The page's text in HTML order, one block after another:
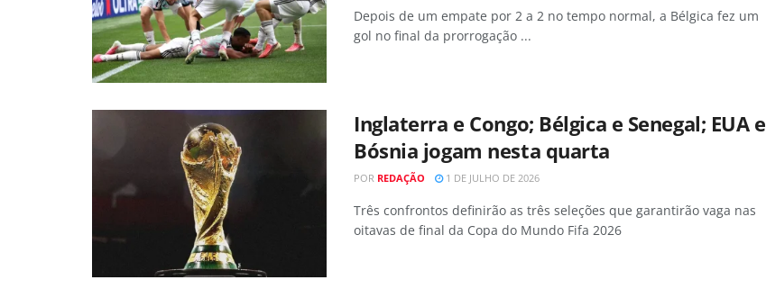
Depois de um empate por 2 a 2 no tempo normal, a Bélgica fez um
gol no final da prorrogação ...
Inglaterra e Congo; Bélgica e Senegal; EUA e
Bósnia jogam nesta quarta
POR REDAÇÃO 1 DE JULHO DE 2026
Três confrontos definirão as três seleções que garantirão vaga nas
oitavas de final da Copa do Mundo Fifa 2026